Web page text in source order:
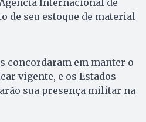
Internacional de
de seu estoque de material
concordaram em manter o
vigente, e os Estados
sua presença militar na